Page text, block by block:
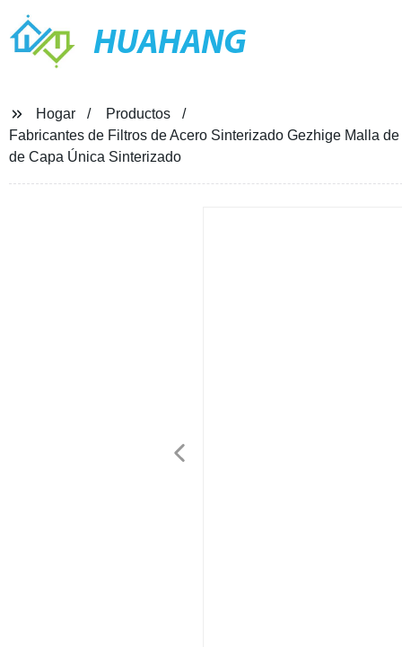
HUAHANG
Hogar
Productos
Fabricantes de Filtros de Acero Sinterizado Gezhige Malla
de Capa Única Sinterizado